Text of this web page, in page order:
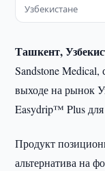
Узбекистане
Ташкент,
Sandstone Medical,
выходе на рынок
Easydrip™ Plus
Продукт
альтернатива на